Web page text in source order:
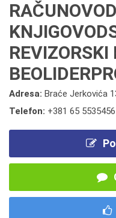
REVIZORSKI
Adresa: Braće Jerkovića
Telefon: +381 65 5535456